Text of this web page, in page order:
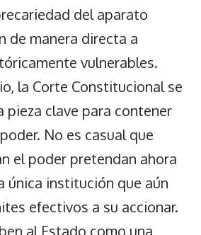
del aparato
de manera directa a
vulnerables.
la Corte Constitucional se
pieza clave para contener
No es casual que
el poder pretendan ahora
única institución que aún
efectivos a su accionar.
al Estado como una